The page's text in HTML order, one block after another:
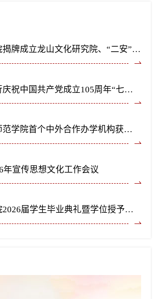
齐鲁师范学院揭牌成立龙山文化研究院、“二安”文化研究院
学校隆重举行庆祝中国共产党成立105周年“七一”表彰大会暨《长歌尽美》艺术党课
喜报！齐鲁师范学院首个中外合作办学机构获教育部正式批复设立
年宣传思想文化工作会议
齐鲁师范学院2026届学生毕业典礼暨学位授予仪式隆重举行